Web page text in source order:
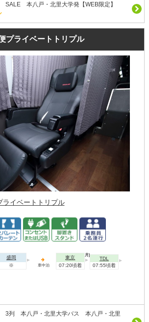
本八戸・北里大学発【WEB限定】
プライベートトリプル
ライベートトリプル
盛岡
※
車中泊
2026年08月10日(月)
東京
07:20頃着
TDL
07:55頃着
3列 本八戸・北里大学バス 本八戸・北里